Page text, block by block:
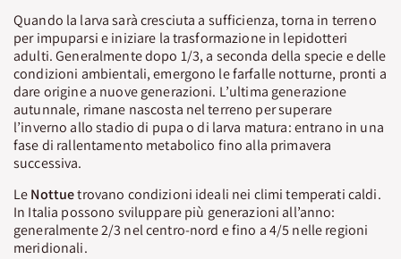
Quando la larva sarà cresciuta a sufficienza, torna in terreno
per impuparsi e iniziare la trasformazione in lepidotteri
adulti. Generalmente dopo 1/3, a seconda della specie e delle
condizioni ambientali, emergono le farfalle notturne, pronti a
dare origine a nuove generazioni. L’ultima generazione
autunnale, rimane nascosta nel terreno per superare
l’inverno allo stadio di pupa o di larva matura: entrano in una
fase di rallentamento metabolico fino alla primavera
successiva.
LeNottuetrovano condizioni ideali nei climi temperati caldi.
In Italia possono sviluppare più generazioni all’anno:
generalmente 2/3 nel centro-nord e fino a 4/5 nelle regioni
meridionali.